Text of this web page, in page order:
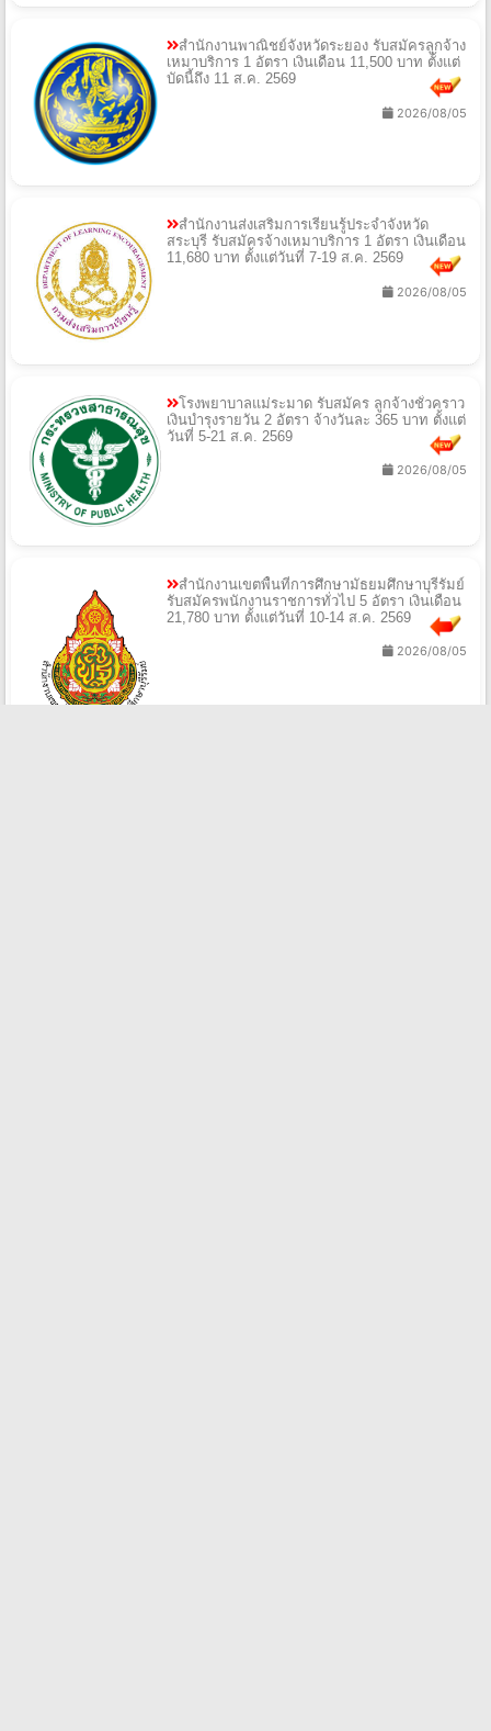
สำนักงานพาณิชย์จังหวัดระยอง รับสมัครลูกจ้าง
เหมาบริการ 1 อัตรา เงินเดือน 11,500 บาท ตั้งแต่
บัดนี้ถึง 11 ส.ค. 2569
2026/08/05
สำนักงานส่งเสริมการเรียนรู้ประจำจังหวัด
สระบุรี รับสมัครจ้างเหมาบริการ 1 อัตรา เงินเดือน
11,680 บาท ตั้งแต่วันที่ 7-19 ส.ค. 2569
2026/08/05
โรงพยาบาลแม่ระมาด รับสมัคร ลูกจ้างชั่วคราว
เงินบำรุงรายวัน 2 อัตรา จ้างวันละ 365 บาท ตั้งแต่
วันที่ 5-21 ส.ค. 2569
2026/08/05
สำนักงานเขตพื้นที่การศึกษามัธยมศึกษาบุรีรัมย์
รับสมัครพนักงานราชการทั่วไป 5 อัตรา เงินเดือน
21,780 บาท ตั้งแต่วันที่ 10-14 ส.ค. 2569
2026/08/05